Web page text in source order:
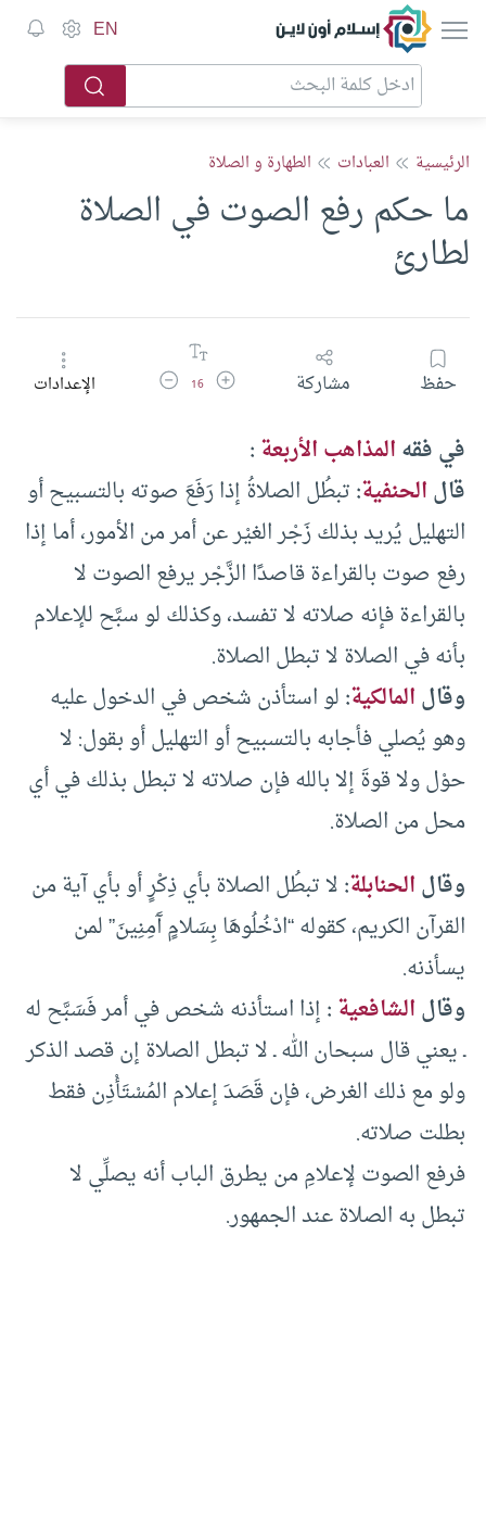
إسلام أون لاين EN
الرئيسية العبادات الطهارة و الصلاة
ما حكم رفع الصوت في الصلاة
لطارئ
حفظ مشاركة زيادة حجم الخط
16 تقليل حجم الخطالإعدادات
في فقهالمذاهب الأربعة:
قالالحنفية:تبطُل الصلاةُ إذا رَفَعَ صوته بالتسبيح أو
التهليل يُريد بذلك زَجْر الغيْر عن أمر من الأمور، أما إذا
رفع صوت بالقراءة قاصدًا الزَّجْر يرفع الصوت لا
بالقراءة فإنه صلاته لا تفسد، وكذلك لو سبَّح للإعلام
بأنه في الصلاة لا تبطل الصلاة.
وقالالمالكية:لو استأذن شخص في الدخول عليه
وهو يُصلي فأجابه بالتسبيح أو التهليل أو بقول: لا
حوْل ولا قوةَ إلا بالله فإن صلاته لا تبطل بذلك في أي
محل من الصلاة.
وقالالحنابلة:لا تبطُل الصلاة بأي ذِكْرٍ أو بأي آية من
القرآن الكريم، كقوله “ادْخُلُوهَا بِسَلامٍ آَمِنِينَ” لمن
يسأذنه.
وقالالشافعية:إذا استأذنه شخص في أمر فَسَبَّح له
ـ يعني قال سبحان الله ـ لا تبطل الصلاة إن قصد الذكر
ولو مع ذلك الغرض، فإن قَصَدَ إعلام المُسْتَأْذِن فقط
بطلت صلاته.
فرفع الصوت لإعلامِ من يطرق الباب أنه يصلِّي لا
تبطل به الصلاة عند الجمهور.